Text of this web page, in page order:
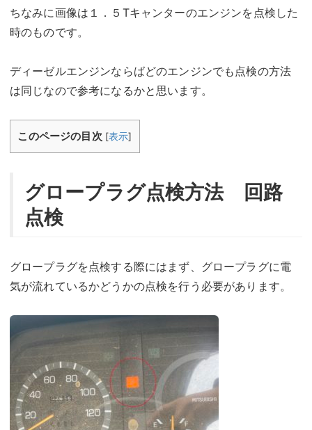
ちなみに画像は１．５Tキャンターのエンジンを点検した
時のものです。
ディーゼルエンジンならばどのエンジンでも点検の方法
は同じなので参考になるかと思います。
このページの目次 [表示]
グロープラグ点検方法 回路
点検
グロープラグを点検する際にはまず、グロープラグに電
気が流れているかどうかの点検を行う必要があります。